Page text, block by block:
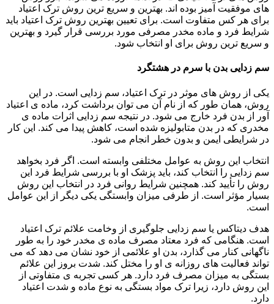
های موفقیت آمیز بوده اند. بهترین و سریع ترین روش ترک اعتیاد
برای هر کس متفاوت است. برای تعیین بهترین روش ترک اعتیاد باید
شرایط فرد و ماده مخدر مصرفی مورد بررسی قرار گیرد و بهترین
و سریع ترین روش برای او انتخاب شود.
سم زدایی بدن با سرم در هشتگرد
یکی از روش های موثر در ترک اعتیاد، سم زدایی است. در این
روش، همان طور که از نام آن می توان برداشت کرد، ماده ی اعتیاد
آور از بدن فرد خارج می شود. در نتیجه سم زدایی اثرات ماده ی
مخدری که در بدن متابولیزه شده است، کاهش پیدا می کند. این کار
در شرایطی ایمن و بدون خطر انجام می شود.
انتخاب این روش به عوامل مختلفی وابسته است. اگر فرد بخواهد
سم زدایی را انتخاب کند، باید پزشک او با بررسی شرایط فرد این
روش را تأیید کند. همچنین شرایط روانی فرد در انتخاب این روش
بسیار مؤثر است. از طرفی میزان وابستگی یکی دیگر از این عوامل
است.
هدف دیتاکس یا سم زدایی جلوگیری از وخامت علائم ترک اعتیاد
است. هنگامی که فرد معتاد مصرف ماده ی مخدر خود را به طور
ناگهانی کنار می گذارد، بدن او علائمی از خود نشان می دهد که می
تواند فعالیت های روزانه ی او را مختل کند. شدت بروز این علائم
بستگی به میزان مصرف فرد دارد. هر کسی تجربه ی متفاوتی از
این روش دارد، زیرا ترک مواد بستگی به نوع ماده و شدت اعتیاد
دارد.